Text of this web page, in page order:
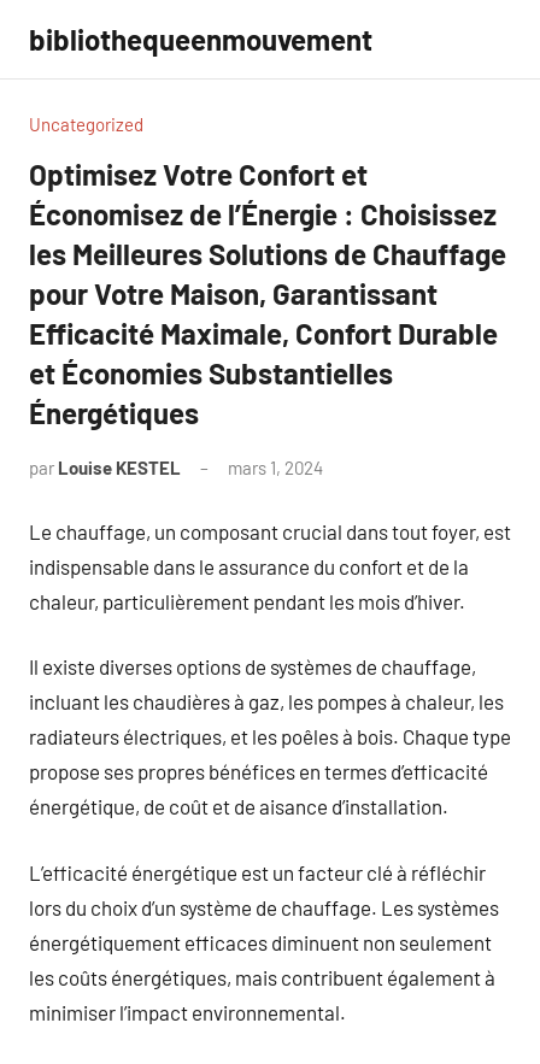
contenu
bibliothequeenmouvement
Uncategorized
Optimisez Votre Confort et
Économisez de l’Énergie : Choisissez
les Meilleures Solutions de Chauffage
pour Votre Maison, Garantissant
Efficacité Maximale, Confort Durable
et Économies Substantielles
Énergétiques
par Louise KESTEL mars 1, 2024
Le chauffage, un composant crucial dans tout foyer, est
indispensable dans le assurance du confort et de la
chaleur, particulièrement pendant les mois d’hiver.
Il existe diverses options de systèmes de chauffage,
incluant les chaudières à gaz, les pompes à chaleur, les
radiateurs électriques, et les poêles à bois. Chaque type
propose ses propres bénéfices en termes d’efficacité
énergétique, de coût et de aisance d’installation.
L’efficacité énergétique est un facteur clé à réfléchir
lors du choix d’un système de chauffage. Les systèmes
énergétiquement efficaces diminuent non seulement
les coûts énergétiques, mais contribuent également à
minimiser l’impact environnemental.